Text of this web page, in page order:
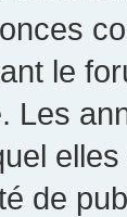
le
Les
de